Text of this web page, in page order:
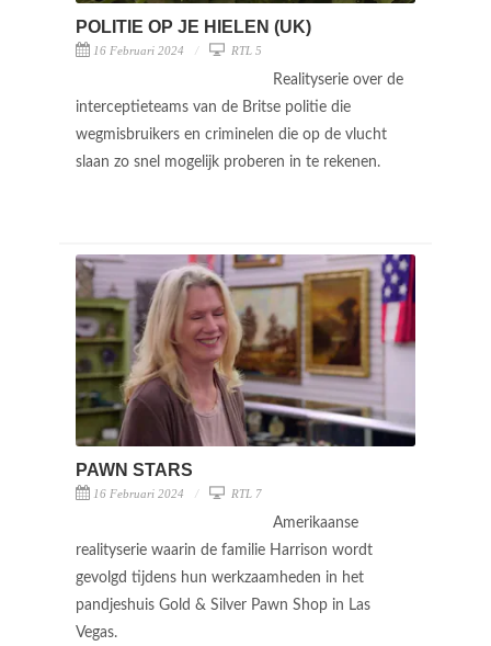
POLITIE OP JE HIELEN (UK)
16 Februari 2024 RTL 5
Realityserie over de
interceptieteams van de Britse politie die
wegmisbruikers en criminelen die op de vlucht
slaan zo snel mogelijk proberen in te rekenen.
PAWN STARS
16 Februari 2024 RTL 7
Amerikaanse
realityserie waarin de familie Harrison wordt
gevolgd tijdens hun werkzaamheden in het
pandjeshuis Gold & Silver Pawn Shop in Las
Vegas.